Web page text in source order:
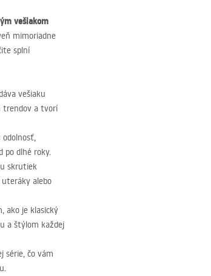
vešiakom
mimoriadne
splní
vešiaku
trendov a tvorí
po dlhé roky.
skrutiek
alebo
ako je klasický
a štýlom každej
série, čo vám